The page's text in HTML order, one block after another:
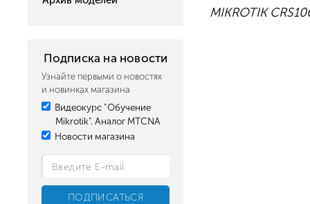
Подписка на новости
Узнайте первыми о новостях
и новинках магазина
Видеокурс "Обучение
Mikrotik". Аналог MTCNA
Новости магазина
MIKROTIK